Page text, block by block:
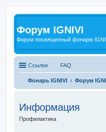
Форум IGNIVI
Форум посвященный фонарю
Ссылки FAQ
Фонарь IGNIVI Форум
Информация
Профилактика